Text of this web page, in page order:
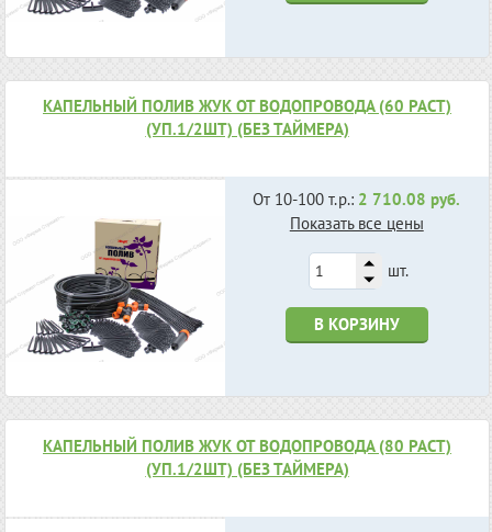
КАПЕЛЬНЫЙ ПОЛИВ ЖУК ОТ ВОДОПРОВОДА (60 РАСТ)
(УП.1/2ШТ) (БЕЗ ТАЙМЕРА)
От 10-100 т.р.: 2 710.08 руб.
Показать все цены
шт.
В КОРЗИНУ
КАПЕЛЬНЫЙ ПОЛИВ ЖУК ОТ ВОДОПРОВОДА (80 РАСТ)
(УП.1/2ШТ) (БЕЗ ТАЙМЕРА)